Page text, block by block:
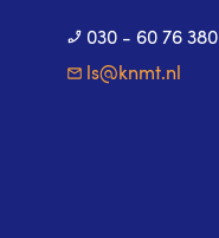
030 - 60 76 380
ls@knmt.nl